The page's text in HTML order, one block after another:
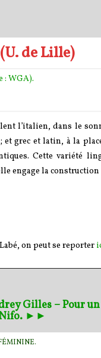
de Lille)
l’italien, dans le
grec et latin, à la
Cette variété
lle engage la construction
on peut se reporter
Gilles – Pour
Nifo. ►►